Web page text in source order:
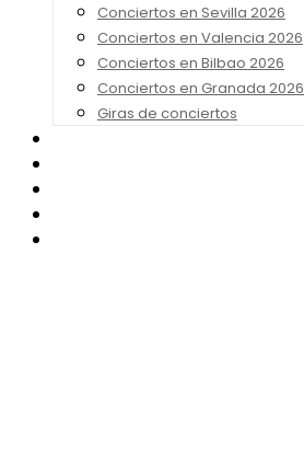
Conciertos en Sevilla 2026
Conciertos en Valencia 2026
Conciertos en Bilbao 2026
Conciertos en Granada 2026
Giras de conciertos